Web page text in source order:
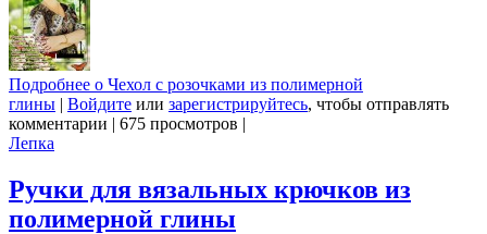
Подробнее о Чехол с розочками из полимерной
глины | Войдите или зарегистрируйтесь, чтобы отправлять
комментарии | 675 просмотров |
Лепка
Ручки для вязальных крючков из
полимерной глины